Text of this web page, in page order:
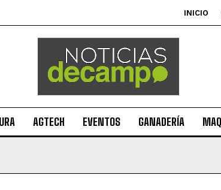
INICIO
AGTECH EVENTOS GANADERÍA